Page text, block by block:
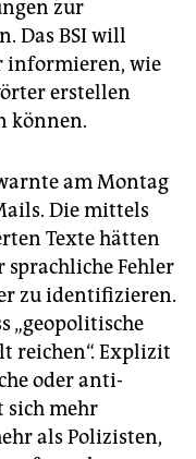
zur
Das BSI will
informieren, wie
erstellen
können.
am Montag
Die mittels
Texte hätten
Fehler
zu identifizieren.
„geopolitische
reichen“. Explizit
oder anti-
sich mehr
als Polizisten,